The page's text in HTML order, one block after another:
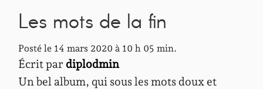
Les mots de la fin
Posté le 14 mars 2020 à 10 h 05 min.
Écrit par diplodmin
Un bel album, qui sous les mots doux et